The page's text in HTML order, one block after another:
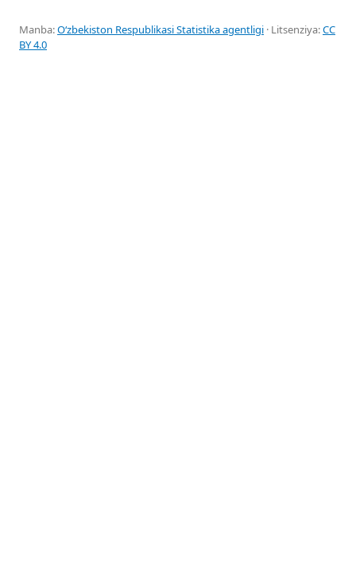
Manba:Oʻzbekiston Respublikasi Statistika agentligi · Litsenziya:CC
BY 4.0